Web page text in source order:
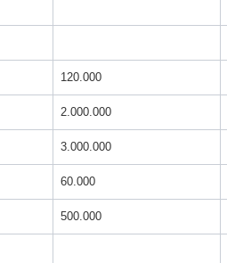
120.000
2.000.000
3.000.000
60.000
500.000